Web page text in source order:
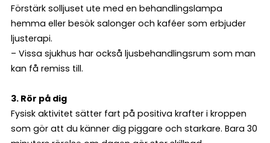
Förstärk solljuset ute med en behandlingslampa
hemma eller besök salonger och kaféer som erbjuder
ljusterapi.
– Vissa sjukhus har också ljusbehandlingsrum som man
kan få remiss till.
3. Rör på dig
Fysisk aktivitet sätter fart på positiva krafter i kroppen
som gör att du känner dig piggare och starkare. Bara 30